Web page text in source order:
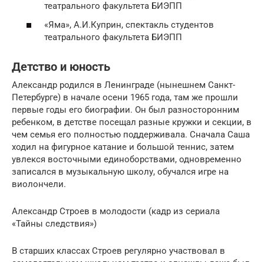
театрального факультета БИЭПП
«Яма», А.И.Куприн, спектакль студентов
театрального факультета БИЭПП
Детство и юность
Александр родился в Ленинграде (нынешнем Санкт-
Петербурге) в начале осени 1965 года, там же прошли
первые годы его биографии. Он был разносторонним
ребенком, в детстве посещал разные кружки и секции, в
чем семья его полностью поддерживала. Сначала Саша
ходил на фигурное катание и большой теннис, затем
увлекся восточными единоборствами, одновременно
записался в музыкальную школу, обучался игре на
виолончели.
Александр Строев в молодости (кадр из сериала
«Тайны следствия»)
В старших классах Строев регулярно участвовал в